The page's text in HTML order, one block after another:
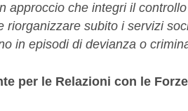
approccio che integri il
riorganizzare subito i servizi
in episodi di devianza o
per le Relazioni con le